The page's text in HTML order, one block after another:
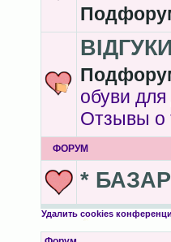
обуви для
Отзывы о
ФОРУМ
*
Удалить cookies